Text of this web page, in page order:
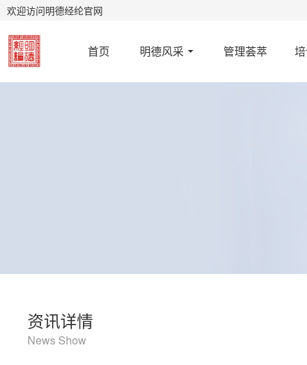
欢迎访问明德经纶官网
首页 明德风采 管理荟萃
资讯详情
News Show